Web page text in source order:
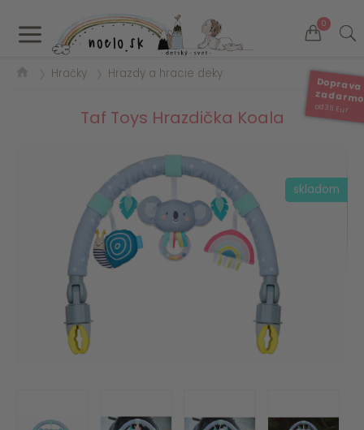
a 0
Doprava
od 35 Eur
Hračky Hrazdy a hracie deky
Taf Toys Hrazdička Koala
skladom